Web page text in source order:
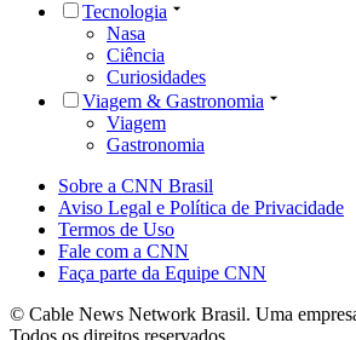
Tecnologia
Nasa
Ciência
Curiosidades
Viagem & Gastronomia
Viagem
Gastronomia
Sobre a CNN Brasil
Aviso Legal e Política de Privacidade
Termos de Uso
Fale com a CNN
Faça parte da Equipe CNN
© Cable News Network Brasil. Uma